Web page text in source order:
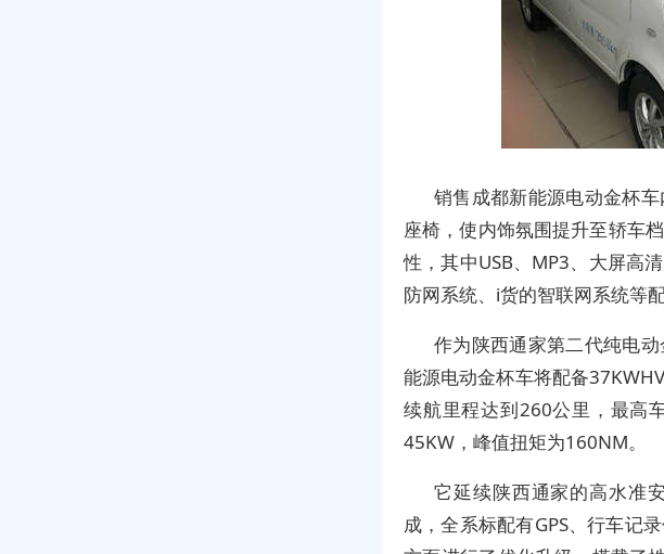
销售成都新能源电动金杯
座椅，使内饰氛围提升至轿车
性，其中USB、MP3、大屏高
防网系统、i货的智联网系统等
作为陕西通家第二代纯电
能源电动金杯车将配备
续航里程达到260公里，最高
45KW，峰值扭矩为160NM。
它延续陕西通家的高水准
成，全系标配有GPS、行车记